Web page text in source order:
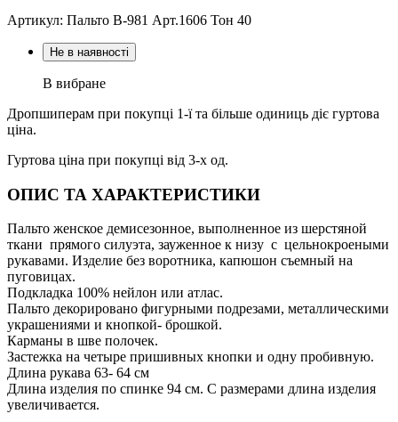
Артикул: Пальто В-981 Aрт.1606 Тон 40
Не в наявності
В вибране
Дропшиперам при покупці 1-ї та більше одиниць діє гуртова
ціна.
Гуртова ціна при покупці від 3-х од.
ОПИС ТА ХАРАКТЕРИСТИКИ
Пальто женское демисезонное, выполненное из шерстяной
ткани прямого силуэта, зауженное к низу с цельнокроеными
рукавами. Изделие без воротника, капюшон съемный на
пуговицах.
Подкладка 100% нейлон или атлас.
Пальто декорировано фигурными подрезами, металлическими
украшениями и кнопкой- брошкой.
Карманы в шве полочек.
Застежка на четыре пришивных кнопки и одну пробивную.
Длина рукава 63- 64 см
Длина изделия по спинке 94 см. С размерами длина изделия
увеличивается.